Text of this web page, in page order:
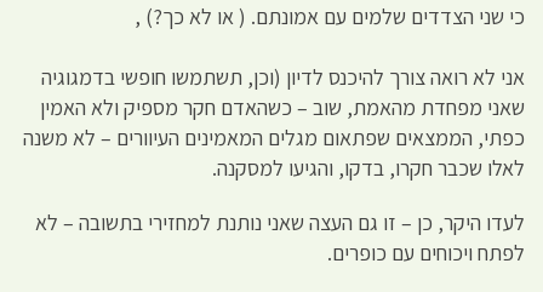
כי שני הצדדים שלמים עם אמונתם. ( או לא כך?) ,
אני לא רואה צורך להיכנס לדיון (וכן, תשתמשו חופשי בדמגוגיה
שאני מפחדת מהאמת, שוב – כשהאדם חקר מספיק ולא האמין
כפתי, הממצאים שפתאום מגלים המאמינים העיוורים – לא משנה
לאלו שכבר חקרו, בדקו, והגיעו למסקנה.
לעדו היקר, כן – זו גם העצה שאני נותנת למחזירי בתשובה – לא
לפתח ויכוחים עם כופרים.